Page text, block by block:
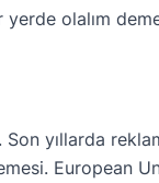
yerde olalım
yıllarda
European